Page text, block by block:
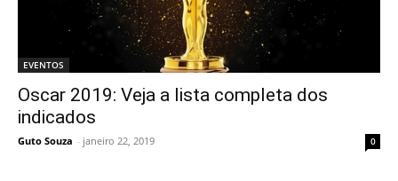
EVENTOS
Oscar 2019: Veja a lista completa dos
indicados
Guto Souza - janeiro 22, 2019 0